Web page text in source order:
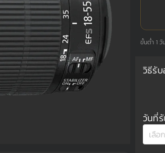
ขั้นต่ำ 1
วิธีรั
วันที่